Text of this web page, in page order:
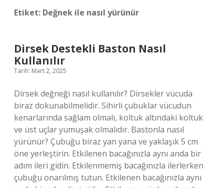
Etiket: Değnek ile nasıl yürünür
Dirsek Destekli Baston Nasıl
Kullanılır
Tarih: Mart 2, 2025
Dirsek değneği nasıl kullanılır? Dirsekler vücuda
biraz dokunabilmelidir. Sihirli çubuklar vücudun
kenarlarında sağlam olmalı, koltuk altındaki koltuk
ve üst uçlar yumuşak olmalıdır. Bastonla nasıl
yürünür? Çubuğu biraz yan yana ve yaklaşık 5 cm
öne yerleştirin. Etkilenen bacağınızla aynı anda bir
adım ileri gidin. Etkilenmemiş bacağınızla ilerlerken
çubuğu onarılmış tutun. Etkilenen bacağınızla aynı